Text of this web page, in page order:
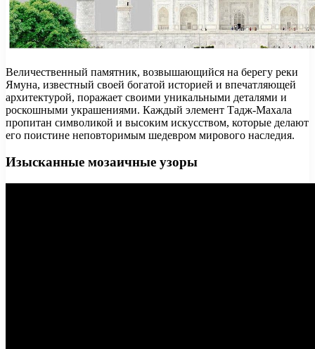
Величественный памятник, возвышающийся на берегу реки
Ямуна, известный своей богатой историей и впечатляющей
архитектурой, поражает своими уникальными деталями и
роскошными украшениями. Каждый элемент Тадж-Махала
пропитан символикой и высоким искусством, которые делают
его поистине неповторимым шедевром мирового наследия.
Изысканные мозаичные узоры